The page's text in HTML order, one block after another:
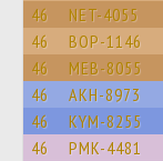
46 NET-4055
46 BOP-1146
46 MEB-8055
46 AKH-8973
46 KYM-8255
46 PMK-4481